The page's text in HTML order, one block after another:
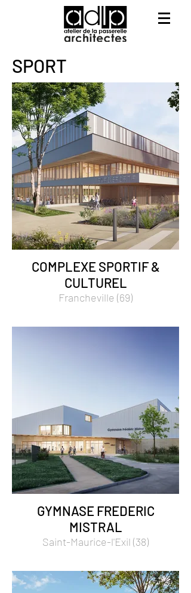
SPORT
COMPLEXE SPORTIF &
CULTUREL
Francheville (69)
GYMNASE FREDERIC
MISTRAL
Saint-Maurice-l'Exil (38)